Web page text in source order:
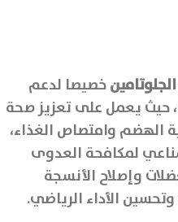
خصيصا لدعم
حيث يعمل على تعزيز صحة
الهضم وامتصاص الغذاء،
لمكافحة العدوى
وإصلاح الأنسجة
الأداء الرياضي.